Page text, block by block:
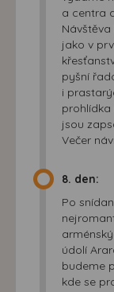
a centra
jako v
pyšní
i
prohlídka
jsou
Večer
8. den:
Po
údolí
budeme
kde se